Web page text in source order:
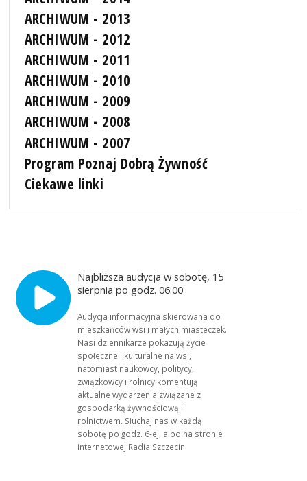
ARCHIWUM - 2013
ARCHIWUM - 2012
ARCHIWUM - 2011
ARCHIWUM - 2010
ARCHIWUM - 2009
ARCHIWUM - 2008
ARCHIWUM - 2007
Program Poznaj Dobrą Żywność
Ciekawe linki
Najbliższa audycja w sobotę, 15
sierpnia po godz. 06:00
Audycja informacyjna skierowana do
mieszkańców wsi i małych miasteczek.
Nasi dziennikarze pokazują życie
społeczne i kulturalne na wsi,
natomiast naukowcy, politycy,
związkowcy i rolnicy komentują
aktualne wydarzenia związane z
gospodarką żywnościową i
rolnictwem. Słuchaj nas w każdą
sobotę po godz. 6-ej, albo na stronie
internetowej Radia Szczecin.